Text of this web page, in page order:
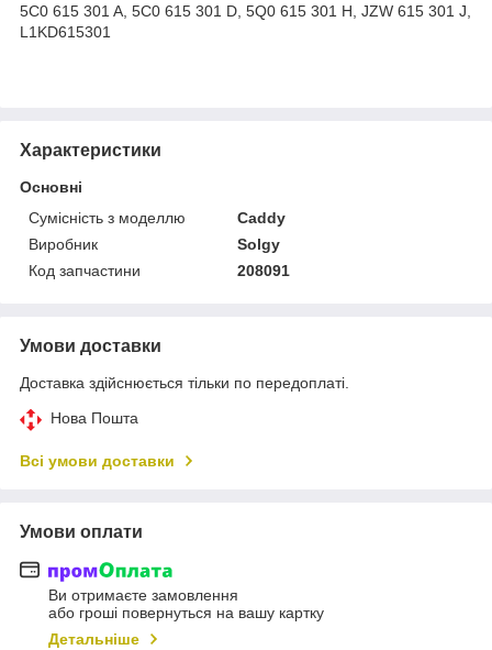
5C0 615 301 A, 5C0 615 301 D, 5Q0 615 301 H, JZW 615 301 J,
L1KD615301
Характеристики
Основні
Сумісність з моделлю
Caddy
Виробник
Solgy
Код запчастини
208091
Умови доставки
Доставка здійснюється тільки по передоплаті.
Нова Пошта
Всі умови доставки
Умови оплати
Ви отримаєте замовлення
або гроші повернуться на вашу картку
Детальніше